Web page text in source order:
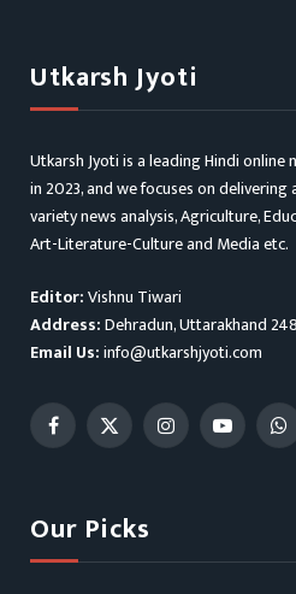
Utkarsh Jyoti
Utkarsh Jyoti is a leading Hindi online
in 2023, and we focuses on
variety news analysis, Agriculture,
Art-Literature-Culture and Media etc.
Editor:Vishnu Tiwari
Address:Dehradun, Uttarakhand
Email Us:info@utkarshjyoti.com
Facebook
X
InstagramYouTube
Our Picks